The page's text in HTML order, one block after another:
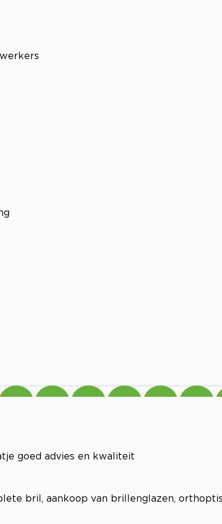
goed advies en kwaliteit
bril, aankoop van brillenglazen,